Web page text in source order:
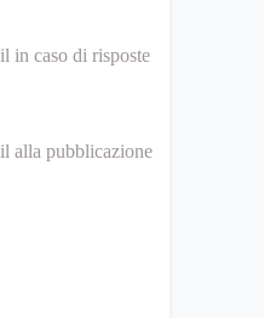
in caso di risposte
alla pubblicazione